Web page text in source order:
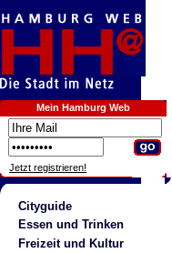
Mein Hamburg Web
Jetzt registrieren!
Cityguide
Essen und Trinken
Freizeit und Kultur